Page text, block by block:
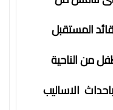
المستقبل
من الناحية
الاساليب